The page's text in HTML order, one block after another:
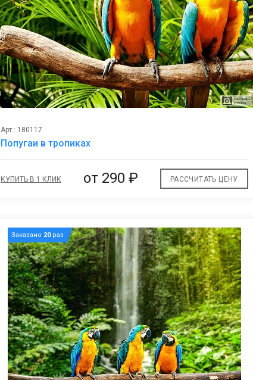
Арт.: 180117
Попугаи в тропиках
КУПИТЬ В 1 КЛИК от290 ₽ РАССЧИТАТЬ ЦЕНУ
Заказано 20раз